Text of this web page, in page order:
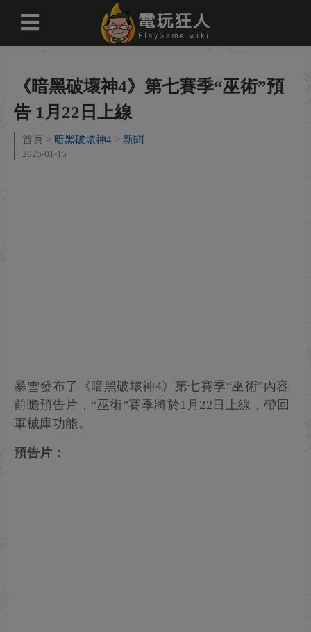
《暗黑破壞神4》第七賽季“巫術”預
告 1月22日上線
首頁 暗黑破壞神4 新聞
2025-01-15
暴雪發布了《暗黑破壞神4》第七賽季“巫術”內容
前瞻預告片，“巫術”賽季將於1月22日上線，帶回
軍械庫功能。
預告片：